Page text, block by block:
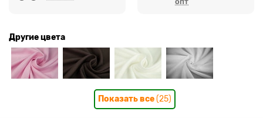
Другие цвета
Показать все(25)